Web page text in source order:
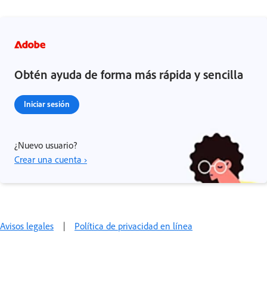
Obtén ayuda de forma más rápida y sencilla
Iniciar sesión
¿Nuevo usuario?
Crear una cuenta ›
Avisos legales | Política de privacidad en línea